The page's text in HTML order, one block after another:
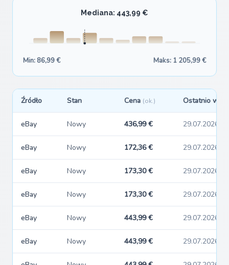
Mediana: 443,99 €
Min: 86,99 € Maks: 1 205,99 €
Źródło Stan Cena (ok.) Ostatnio
eBay Nowy 436,99 € 29.07.2026
eBay Nowy 172,36 € 29.07.2026
eBay Nowy 173,30 € 29.07.2026
eBay Nowy 173,30 € 29.07.2026
eBay Nowy 443,99 € 29.07.2026
eBay Nowy 443,99 € 29.07.2026